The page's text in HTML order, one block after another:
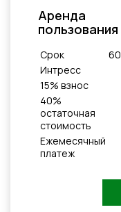
Aренда
пользования
Cрок 60
Интресс
15% взнос
40%
остаточная
стоимость
Ежемесячный
платеж